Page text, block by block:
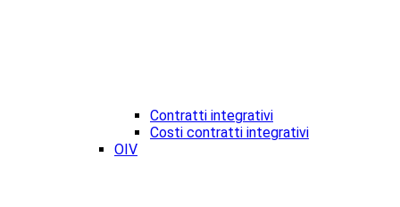
Contratti integrativi
Costi contratti integrativi
OIV